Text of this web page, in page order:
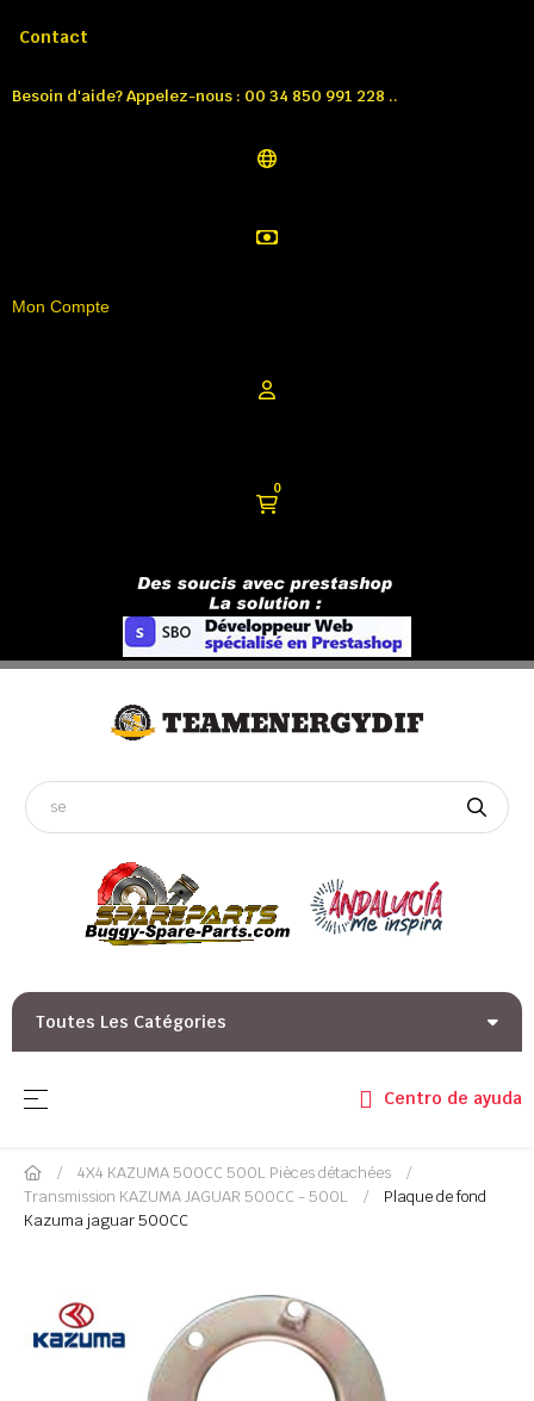
Contact
Besoin d'aide? Appelez-nous : 00 34 850 991 228 ..
Mon Compte
0
Toutes Les Catégories
Basculer la navigation
☰ Centro de ayuda
4X4 KAZUMA 500CC 500L Pièces détachées
Transmission KAZUMA JAGUAR 500CC - 500L
Plaque de fond
Kazuma jaguar 500CC